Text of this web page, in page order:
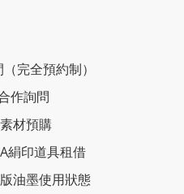
完全預約制）
作詢問
材預購
絹印道具租借
油墨使用狀態